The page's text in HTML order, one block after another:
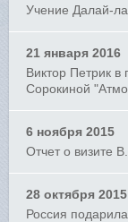
Учение Далай-
21 января 2016
Виктор Петрик в
Сорокиной
6 ноября 2015
Отчет о визите
28 октября 2015
Россия